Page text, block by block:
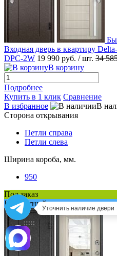
Входная дверь в квартиру
DPC-2W 19 990 руб. / шт. 34
В корзину
Подробнее
Купить в 1 клик Сравнение
В избранное
В
Сторона открывания
Петли справа
Петли слева
Ширина короба, мм.
950
Под заказ
Бесплатный замер
Уточнить наличие двери